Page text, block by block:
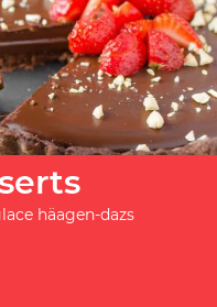
häagen-dazs